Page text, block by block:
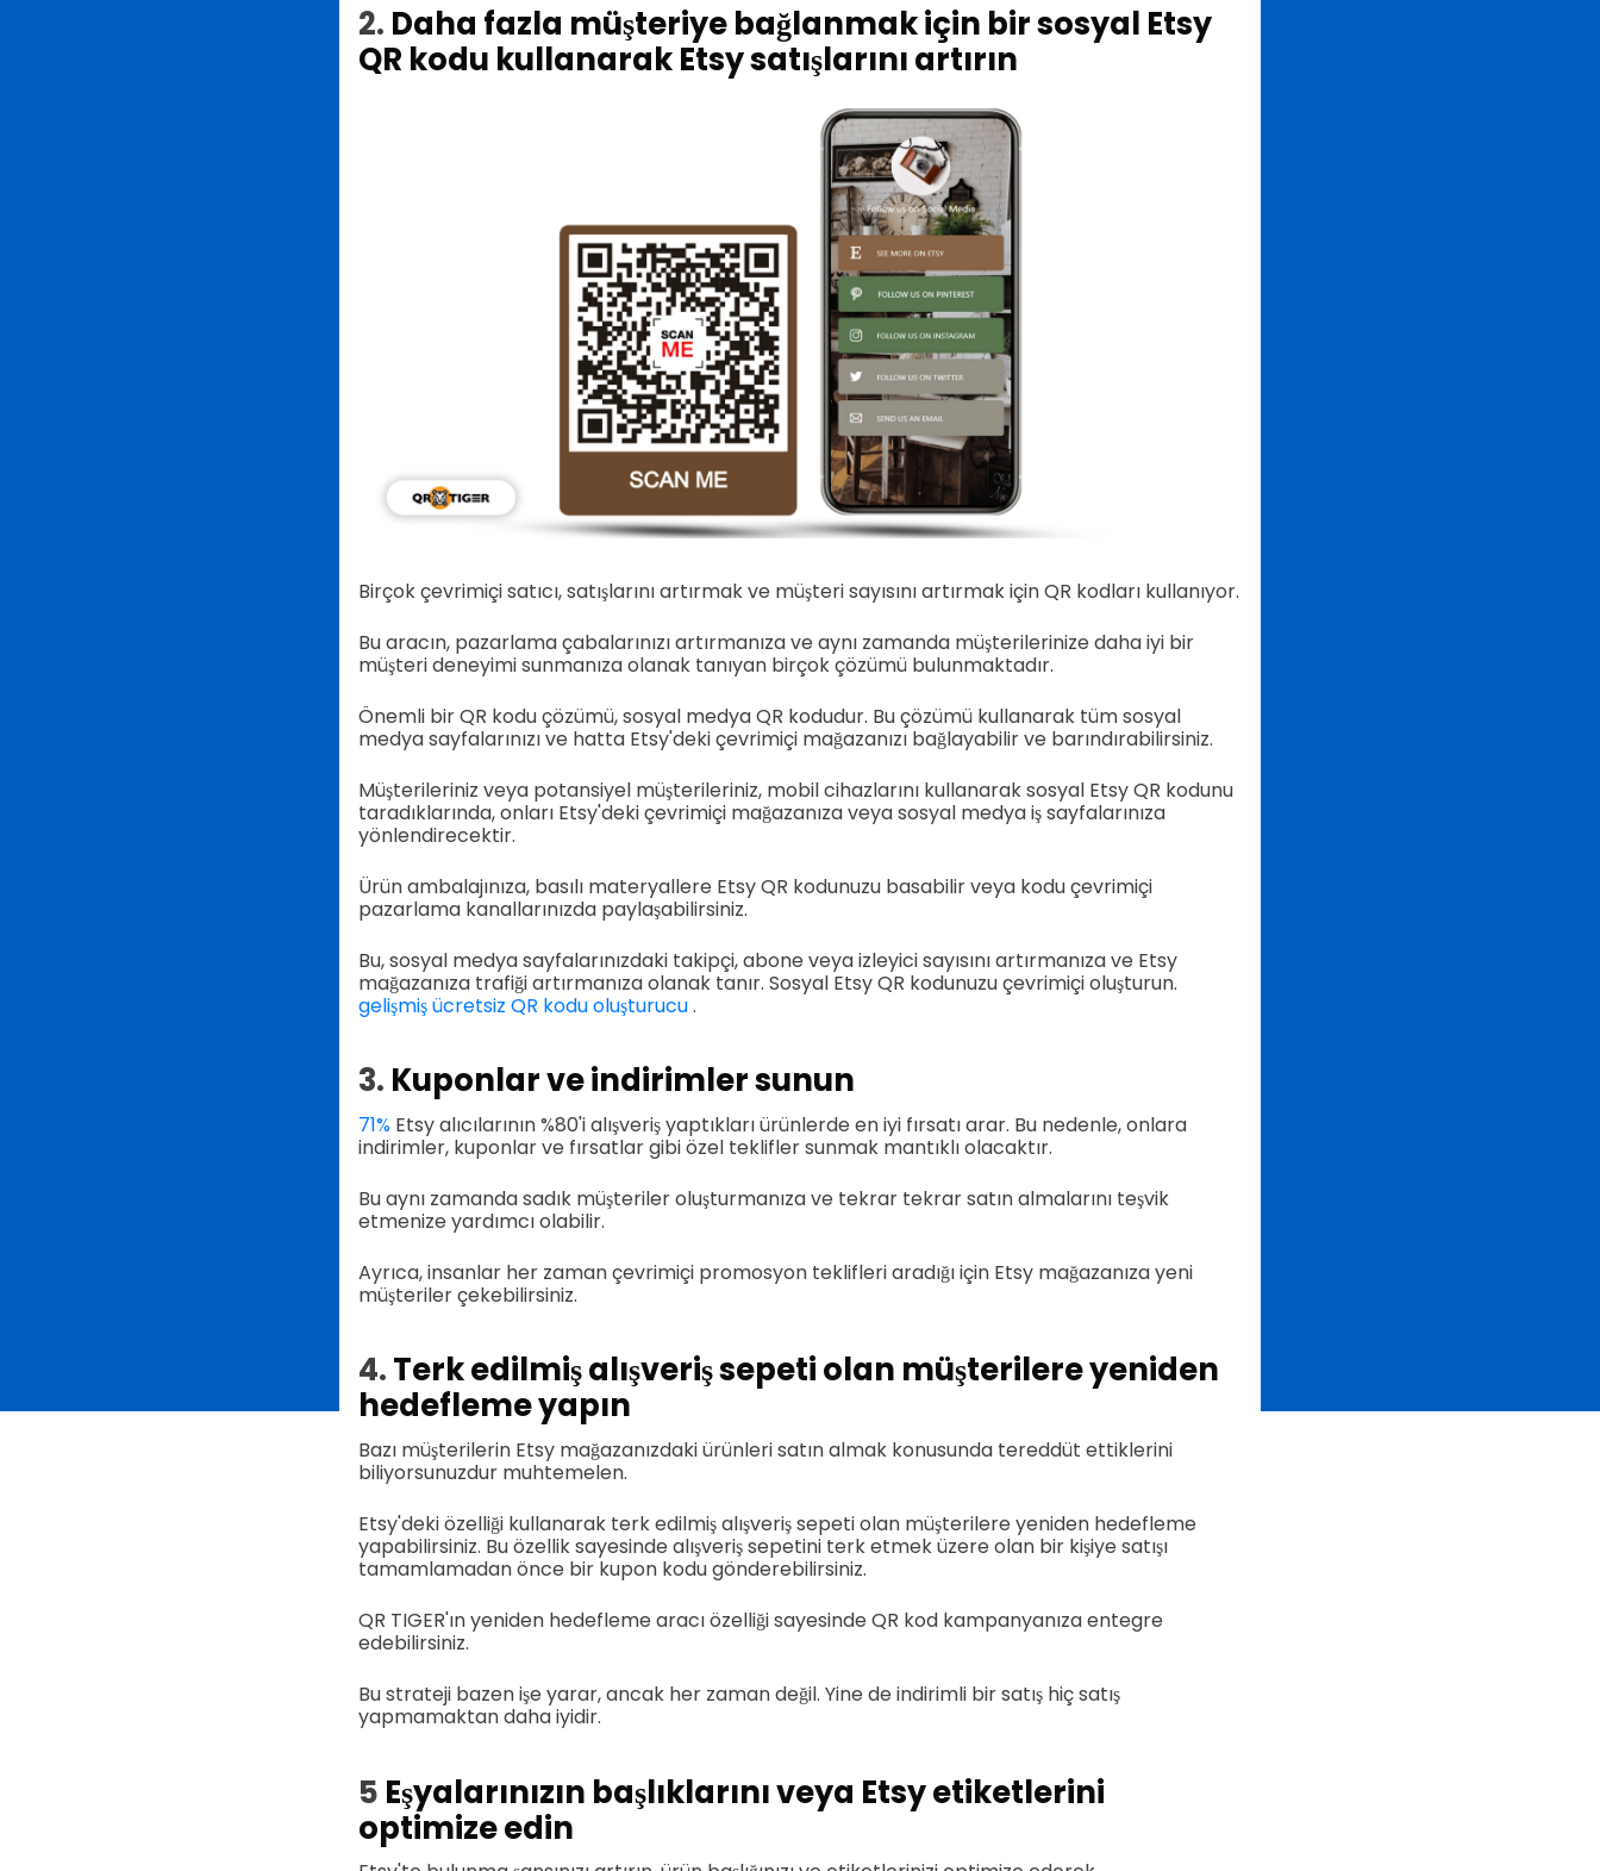
2. Daha fazla müşteriye bağlanmak için bir sosyal Etsy
QR kodu kullanarak Etsy satışlarını artırın
Birçok çevrimiçi satıcı, satışlarını artırmak ve müşteri sayısını artırmak için QR kodları kullanıyor.
Bu aracın, pazarlama çabalarınızı artırmanıza ve aynı zamanda müşterilerinize daha iyi bir
müşteri deneyimi sunmanıza olanak tanıyan birçok çözümü bulunmaktadır.
Önemli bir QR kodu çözümü, sosyal medya QR kodudur. Bu çözümü kullanarak tüm sosyal
medya sayfalarınızı ve hatta Etsy'deki çevrimiçi mağazanızı bağlayabilir ve barındırabilirsiniz.
Müşterileriniz veya potansiyel müşterileriniz, mobil cihazlarını kullanarak sosyal Etsy QR kodunu
taradıklarında, onları Etsy'deki çevrimiçi mağazanıza veya sosyal medya iş sayfalarınıza
yönlendirecektir.
Ürün ambalajınıza, basılı materyallere Etsy QR kodunuzu basabilir veya kodu çevrimiçi
pazarlama kanallarınızda paylaşabilirsiniz.
Bu, sosyal medya sayfalarınızdaki takipçi, abone veya izleyici sayısını artırmanıza ve Etsy
mağazanıza trafiği artırmanıza olanak tanır. Sosyal Etsy QR kodunuzu çevrimiçi oluşturun.
gelişmiş ücretsiz QR kodu oluşturucu.
3. Kuponlar ve indirimler sunun
71%Etsy alıcılarının %80'i alışveriş yaptıkları ürünlerde en iyi fırsatı arar. Bu nedenle, onlara
indirimler, kuponlar ve fırsatlar gibi özel teklifler sunmak mantıklı olacaktır.
Bu aynı zamanda sadık müşteriler oluşturmanıza ve tekrar tekrar satın almalarını teşvik
etmenize yardımcı olabilir.
Ayrıca, insanlar her zaman çevrimiçi promosyon teklifleri aradığı için Etsy mağazanıza yeni
müşteriler çekebilirsiniz.
4.Terk edilmiş alışveriş sepeti olan müşterilere yeniden
hedefleme yapın
Bazı müşterilerin Etsy mağazanızdaki ürünleri satın almak konusunda tereddüt ettiklerini
biliyorsunuzdur muhtemelen.
Etsy'deki özelliği kullanarak terk edilmiş alışveriş sepeti olan müşterilere yeniden hedefleme
yapabilirsiniz. Bu özellik sayesinde alışveriş sepetini terk etmek üzere olan bir kişiye satışı
tamamlamadan önce bir kupon kodu gönderebilirsiniz.
QR TIGER'ın yeniden hedefleme aracı özelliği sayesinde QR kod kampanyanıza entegre
edebilirsiniz.
Bu strateji bazen işe yarar, ancak her zaman değil. Yine de indirimli bir satış hiç satış
yapmamaktan daha iyidir.
5 Eşyalarınızın başlıklarını veya Etsy etiketlerini
optimize edin